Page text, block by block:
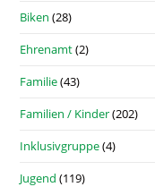
Biken (28)
Ehrenamt(2)
Familie(43)
Familien / Kinder(202)
Inklusivgruppe(4)
Jugend (119)